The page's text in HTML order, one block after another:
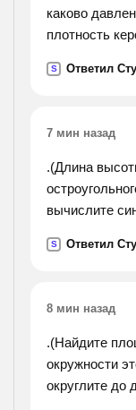
каково
плотность
S Ответил
7 мин назад
.(Длина
вычислите
S Ответил
8 мин назад
.(Найдите
окружности
округлите до